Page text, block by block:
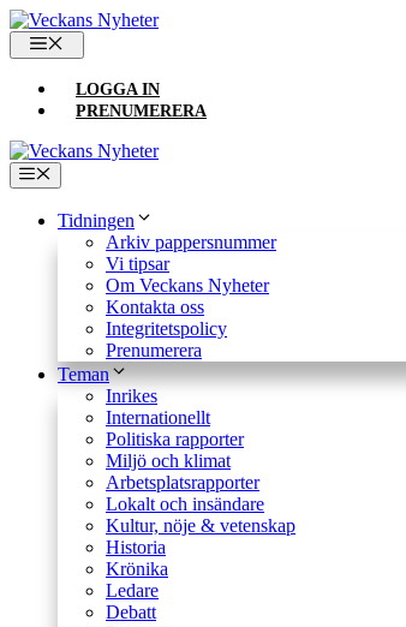
Hoppa
till
innehåll
LOGGA IN
PRENUMERERA
Meny
Tidningen
Arkiv pappersnummer
Vi tipsar
Om Veckans Nyheter
Kontakta oss
Integritetspolicy
Prenumerera
Teman
Inrikes
Internationellt
Politiska rapporter
Miljö och klimat
Arbetsplatsrapporter
Lokalt och insändare
Kultur, nöje & vetenskap
Historia
Krönika
Ledare
Debatt